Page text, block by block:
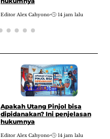
Editor Alex Cahyono• 14 jam lalu
ArtikelOpini
Apakah Utang Pinjol bisa
dipidanakan? Ini penjelasan
hukumnya
Editor Alex Cahyono• 14 jam lalu